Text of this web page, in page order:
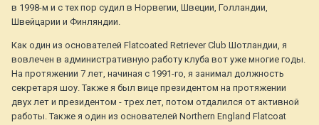
в 1998-м и с тех пор судил в Норвегии, Швеции, Голландии,
Швейцарии и Финляндии.
Как один из основателей Flatcoated Retriever Club Шотландии, я
вовлечен в административную работу клуба вот уже многие годы.
На протяжении 7 лет, начиная с 1991-го, я занимал должность
секретаря шоу. Также я был вице президентом на протяжении
двух лет и президентом - трех лет, потом отдалился от активной
работы. Также я один из основателей Northern England Flatcoat